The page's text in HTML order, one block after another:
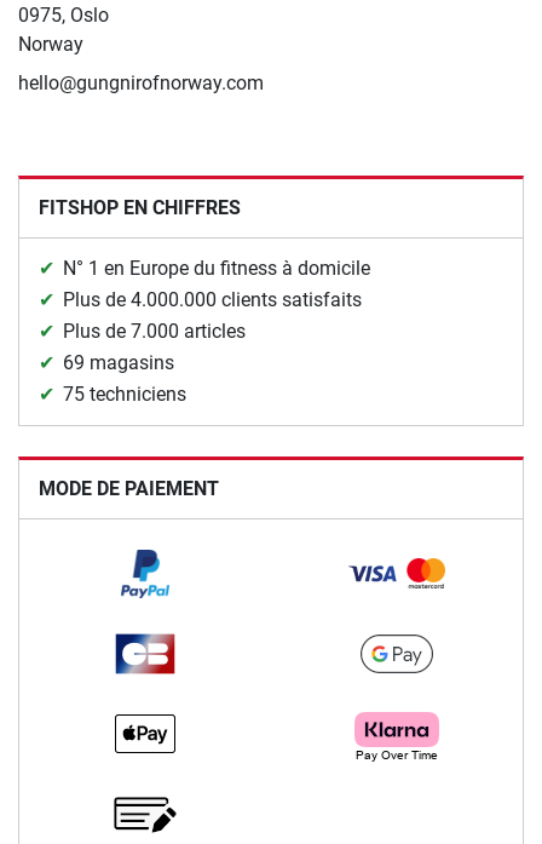
0975, Oslo
Norway
hello@gungnirofnorway.com
FITSHOP EN CHIFFRES
N° 1 en Europe du fitness à domicile
Plus de 4.000.000 clients satisfaits
Plus de 7.000 articles
69 magasins
75 techniciens
MODE DE PAIEMENT